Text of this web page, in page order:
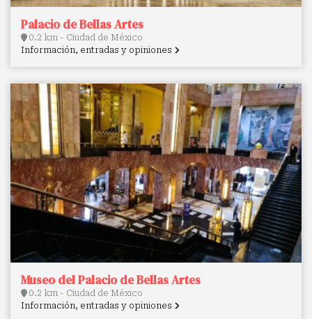
Palacio de Bellas Artes
0.2 km - Ciudad de México
Información, entradas y opiniones
Museo del Palacio de Bellas Artes
0.2 km - Ciudad de México
Información, entradas y opiniones